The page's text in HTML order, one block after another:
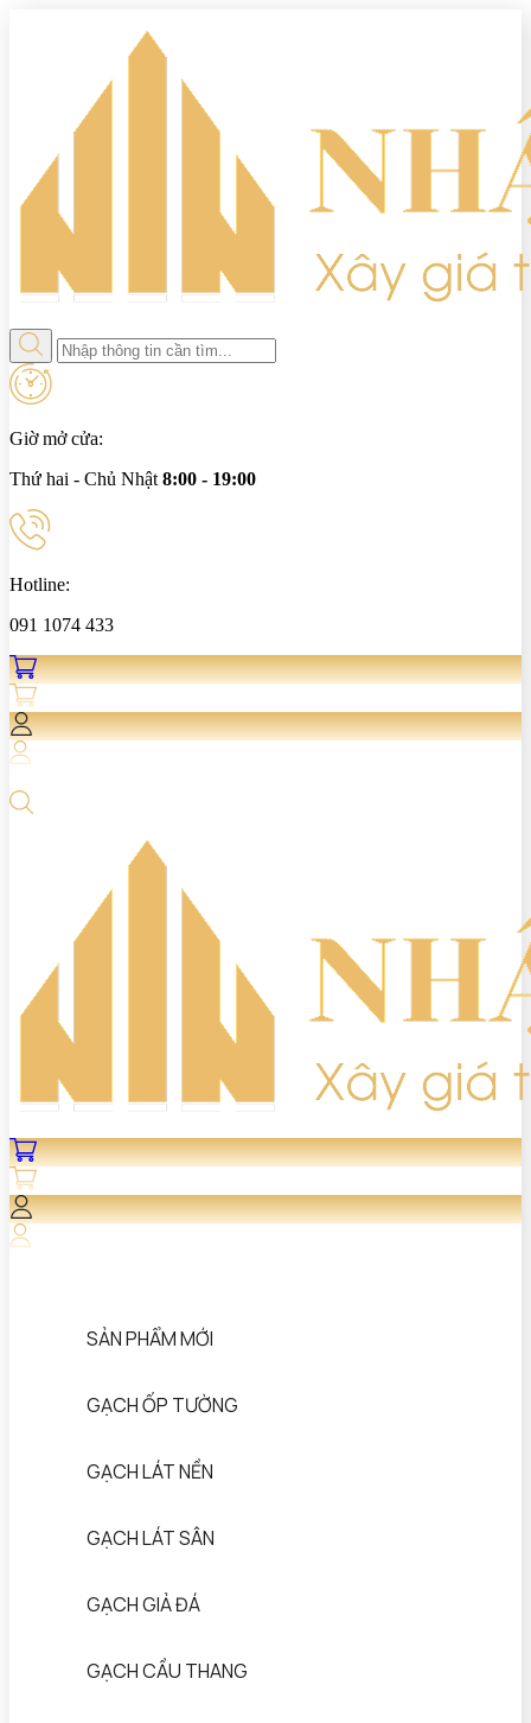
Giờ mở cửa:
Thứ hai - Chủ Nhật 8:00 - 19:00
Hotline:
091 1074 433
SẢN PHẨM MỚI
GẠCH ỐP TƯỜNG
GẠCH LÁT NỀN
GẠCH LÁT SÂN
GẠCH GIẢ ĐÁ
GẠCH CẦU THANG